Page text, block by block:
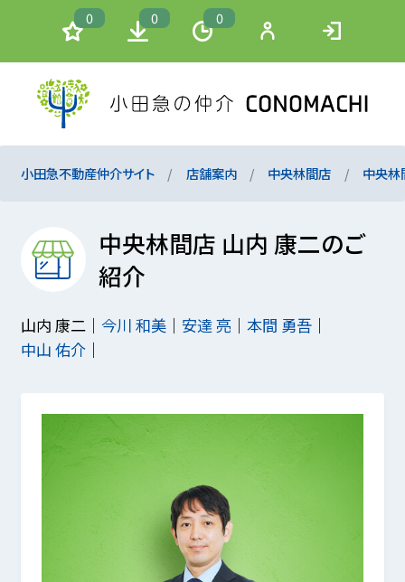
0 0 0
小田急不動産仲介サイト 店舗案内 中央林間店 中央林
中央林間店 山内 康二のご
紹介
山内 康二 今川 和美 安達 亮
本間 勇吾
中山 佑介